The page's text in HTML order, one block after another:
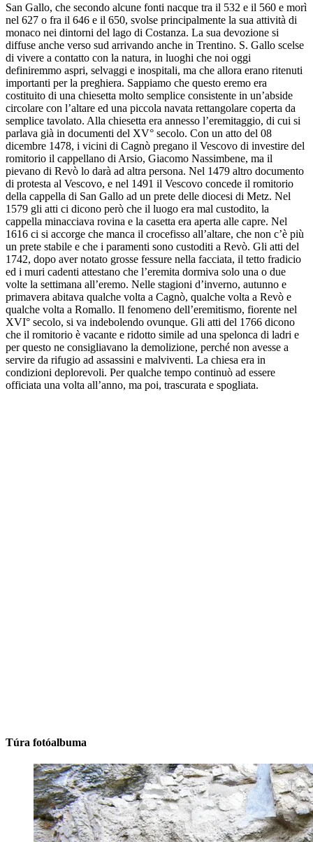
San Gallo, che secondo alcune fonti nacque tra il 532 e il 560 e morì
nel 627 o fra il 646 e il 650, svolse principalmente la sua attività di
monaco nei dintorni del lago di Costanza. La sua devozione si
diffuse anche verso sud arrivando anche in Trentino. S. Gallo scelse
di vivere a contatto con la natura, in luoghi che noi oggi
definiremmo aspri, selvaggi e inospitali, ma che allora erano ritenuti
importanti per la preghiera. Sappiamo che questo eremo era
costituito di una chiesetta molto semplice consistente in un’abside
circolare con l’altare ed una piccola navata rettangolare coperta da
semplice tavolato. Alla chiesetta era annesso l’eremitaggio, di cui si
parlava già in documenti del XV° secolo. Con un atto del 08
dicembre 1478, i vicini di Cagnò pregano il Vescovo di investire del
romitorio il cappellano di Arsio, Giacomo Nassimbene, ma il
pievano di Revò lo darà ad altra persona. Nel 1479 altro documento
di protesta al Vescovo, e nel 1491 il Vescovo concede il romitorio
della cappella di San Gallo ad un prete delle diocesi di Metz. Nel
1579 gli atti ci dicono però che il luogo era mal custodito, la
cappella minacciava rovina e la casetta era aperta alle capre. Nel
1616 ci si accorge che manca il crocefisso all’altare, che non c’è più
un prete stabile e che i paramenti sono custoditi a Revò. Gli atti del
1742, dopo aver notato grosse fessure nella facciata, il tetto fradicio
ed i muri cadenti attestano che l’eremita dormiva solo una o due
volte la settimana all’eremo. Nelle stagioni d’inverno, autunno e
primavera abitava qualche volta a Cagnò, qualche volta a Revò e
qualche volta a Romallo. Il fenomeno dell’eremitismo, fiorente nel
XVI° secolo, si va indebolendo ovunque. Gli atti del 1766 dicono
che il romitorio è vacante e ridotto simile ad una spelonca di ladri e
per questo ne consigliavano la demolizione, perché non avesse a
servire da rifugio ad assassini e malviventi. La chiesa era in
condizioni deplorevoli. Per qualche tempo continuò ad essere
officiata una volta all’anno, ma poi, trascurata e spogliata.
Túra fotóalbuma